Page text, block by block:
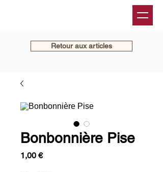
Retour aux articles
Bonbonnière Pise
1,00 €Prix